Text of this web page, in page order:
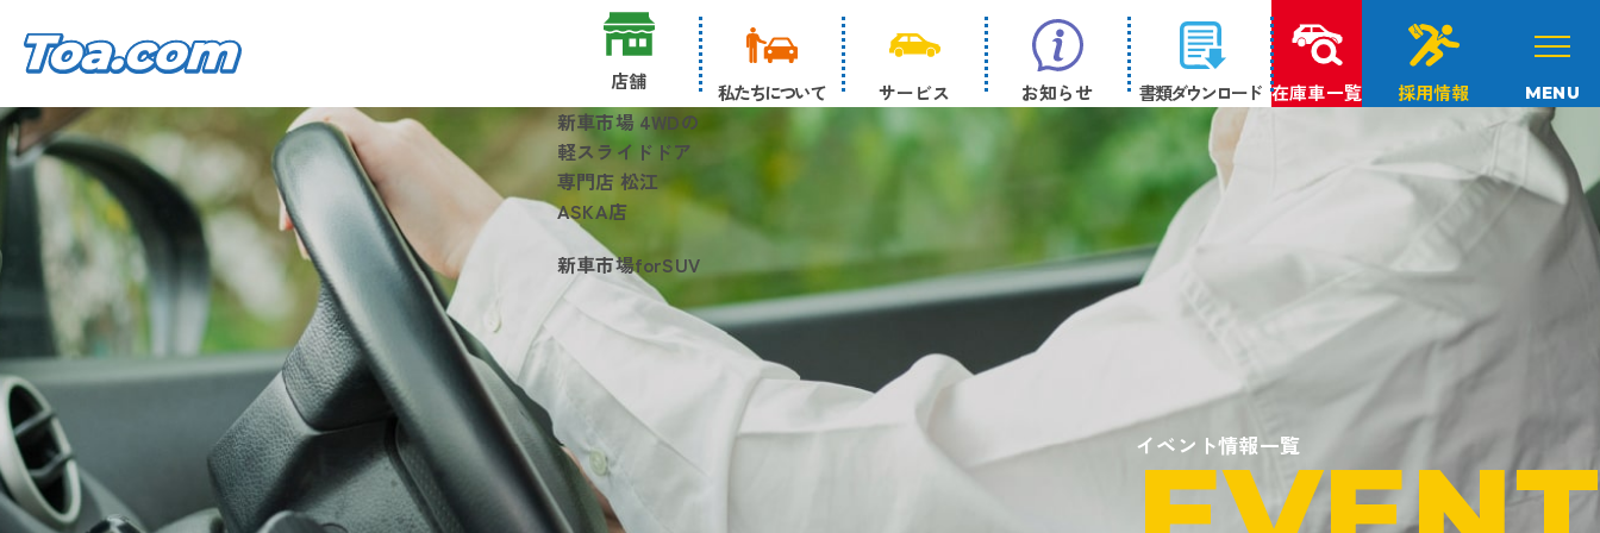
店舗
新車市場 4WDの
軽スライドドア
専門店 松江
ASKA店
新車市場forSUV
私たちについて サービス お知らせ 書類ダウンロード 在庫車一覧 採用情報 MENU
イベント情報一覧